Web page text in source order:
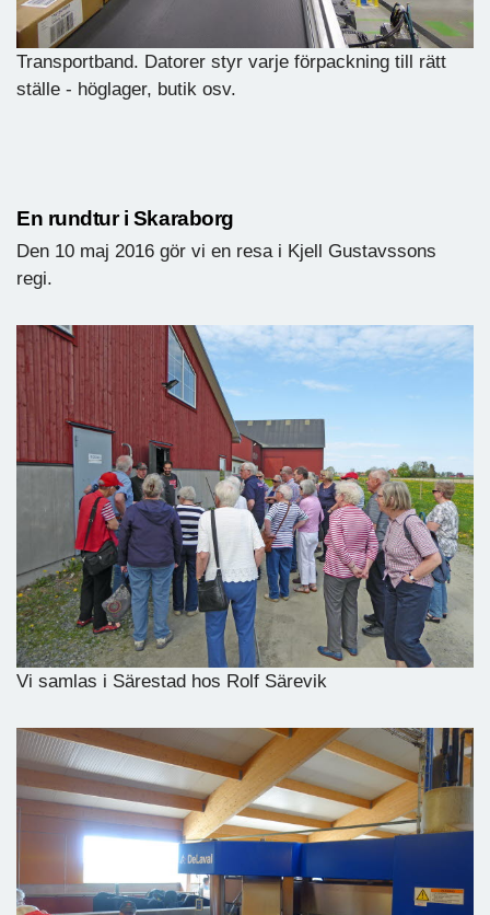
Transportband. Datorer styr varje förpackning till rätt
ställe - höglager, butik osv.
En rundtur i Skaraborg
Den 10 maj 2016 gör vi en resa i Kjell Gustavssons
regi.
Vi samlas i Särestad hos Rolf Särevik